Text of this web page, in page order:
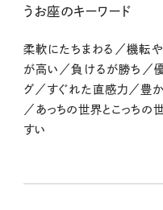
うお座のキーワード
柔軟にたちまわる／機転
が高い／負けるが勝ち／
グ／すぐれた直感力／豊
／あっちの世界とこっち
すい